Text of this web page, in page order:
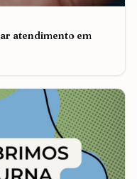
atendimento em